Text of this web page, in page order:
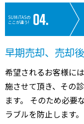
SUMiTASの
ここが違う!
早期売却、売却
希望されるお客様に
施させて頂き、その
ます。 そのため必要
ラブルを防止します